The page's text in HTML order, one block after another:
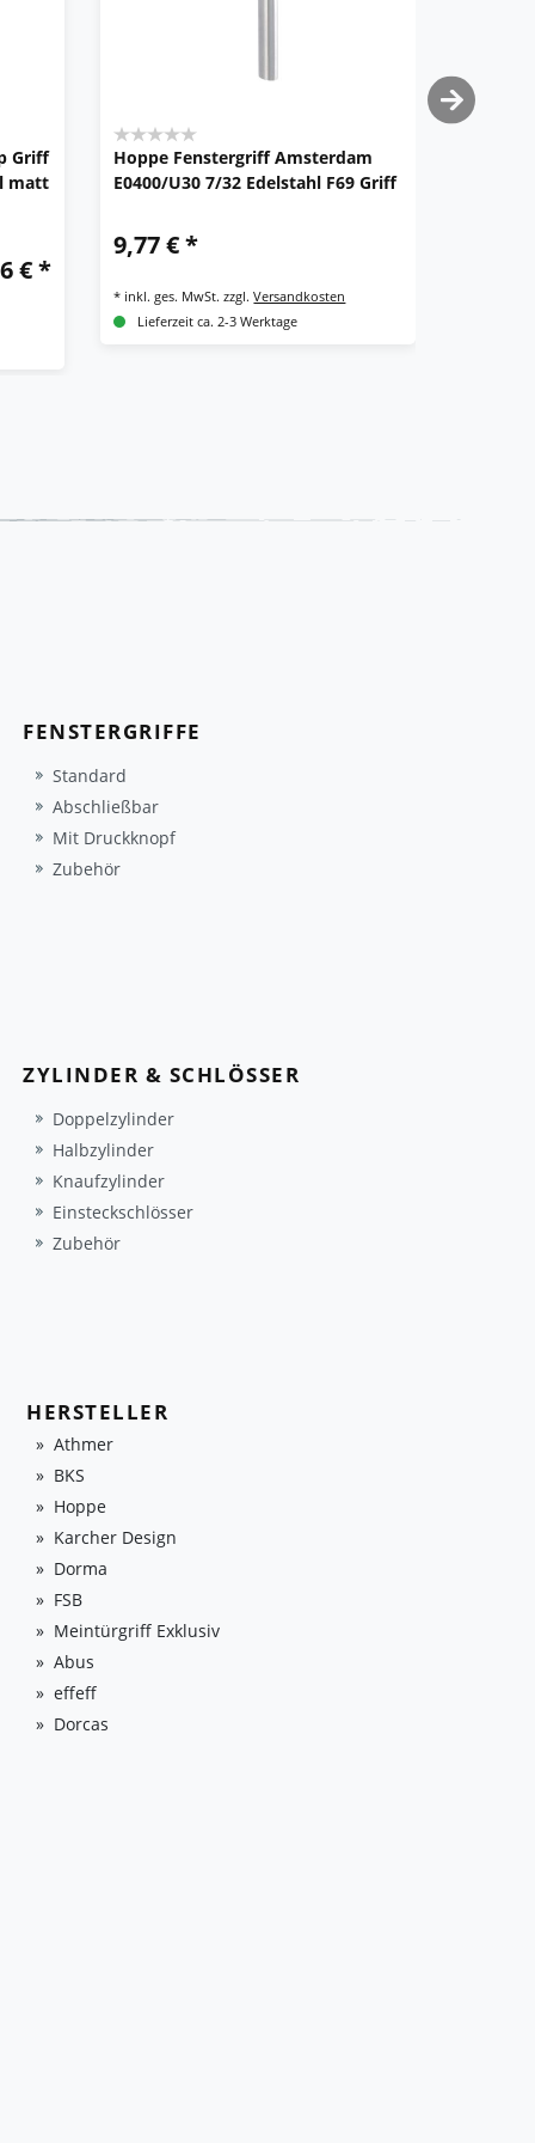
Griff
matt
€ *
Hoppe Fenstergriff Amsterdam
E0400/U30 7/32 Edelstahl F69 Griff
9,77 € *
* inkl. ges. MwSt. zzgl.Versandkosten
Lieferzeit ca. 2-3 Werktage
FENSTERGRIFFE
Standard
Abschließbar
Mit Druckknopf
Zubehör
ZYLINDER & SCHLÖSSER
Doppelzylinder
Halbzylinder
Knaufzylinder
Einsteckschlösser
Zubehör
HERSTELLER
Athmer
BKS
Hoppe
Karcher Design
Dorma
FSB
Meintürgriff Exklusiv
Abus
effeff
Dorcas